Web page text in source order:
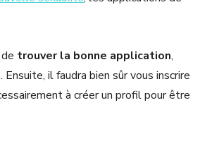
trouver la bonne application,
il faudra bien sûr vous inscrire
à créer un profil pour être